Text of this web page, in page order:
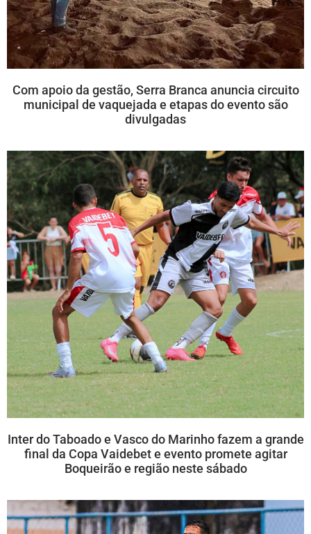
Com apoio da gestão, Serra Branca anuncia circuito
municipal de vaquejada e etapas do evento são
divulgadas
Inter do Taboado e Vasco do Marinho fazem a grande
final da Copa Vaidebet e evento promete agitar
Boqueirão e região neste sábado